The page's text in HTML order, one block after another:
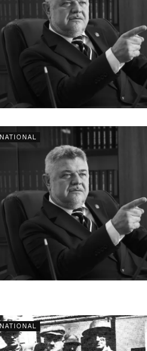
NATIONAL
NATIONAL